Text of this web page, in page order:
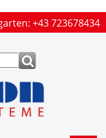
+43 723678434